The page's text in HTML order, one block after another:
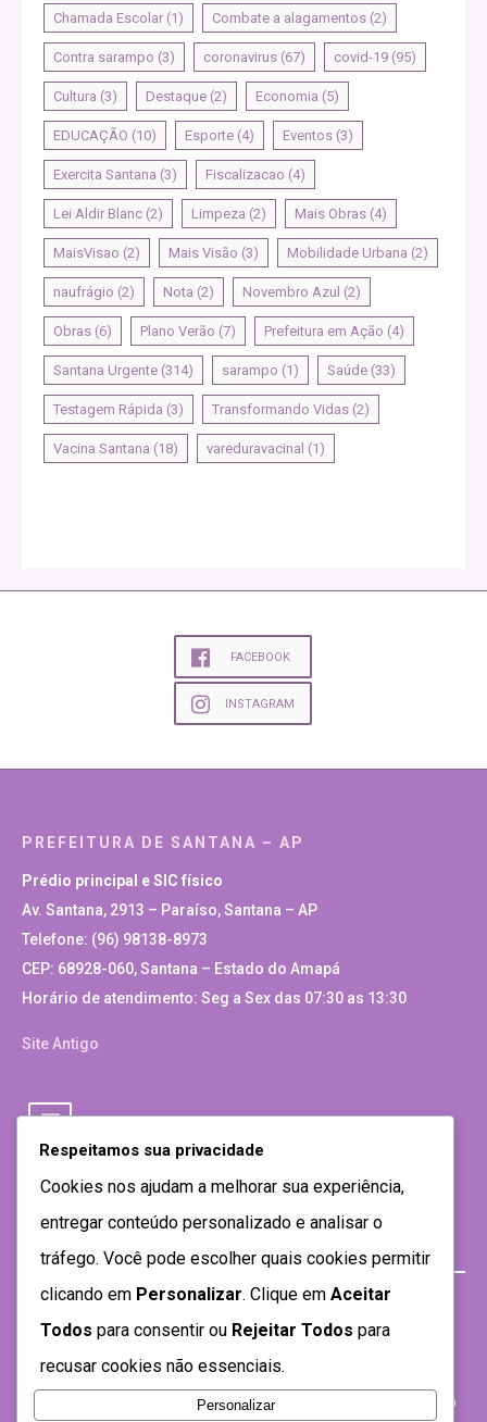
Chamada Escolar (1) Combate a alagamentos (2)
Contra sarampo (3) coronavirus (67) covid-19 (95)
Cultura (3) Destaque (2) Economia (5)
EDUCAÇÃO (10) Esporte (4) Eventos (3)
Exercita Santana (3) Fiscalizacao (4)
Lei Aldir Blanc (2) Limpeza (2) Mais Obras (4)
MaisVisao (2) Mais Visão (3) Mobilidade Urbana (2)
naufrágio (2) Nota (2) Novembro Azul (2)
Obras (6) Plano Verão (7) Prefeitura em Ação (4)
Santana Urgente (314) sarampo (1) Saúde (33)
Testagem Rápida (3) Transformando Vidas (2)
Vacina Santana (18) vareduravacinal (1)
FACEBOOK
INSTAGRAM
PREFEITURA DE SANTANA – AP
Prédio principal e SIC físico
Av. Santana, 2913 – Paraíso, Santana – AP
Telefone: (96) 98138-8973
CEP: 68928-060, Santana – Estado do Amapá
Horário de atendimento: Seg a Sex das 07:30 as 13:30
Site Antigo
Respeitamos sua privacidade
Cookies nos ajudam a melhorar sua experiência,
entregar conteúdo personalizado e analisar o
tráfego. Você pode escolher quais cookies permitir
clicando em Personalizar. Clique em Aceitar
Todos para consentir ou Rejeitar Todos para
recusar cookies não essenciais.
Personalizar